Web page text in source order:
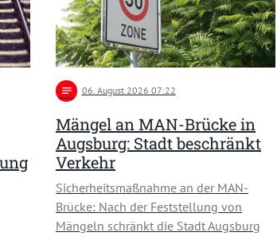
notes 06. August 2026 07:22
Mängel an MAN-Brücke in
Augsburg: Stadt beschränkt
Verkehr
Sicherheitsmaßnahme an der MAN-
Brücke: Nach der Feststellung von
Mängeln schränkt die Stadt Augsburg